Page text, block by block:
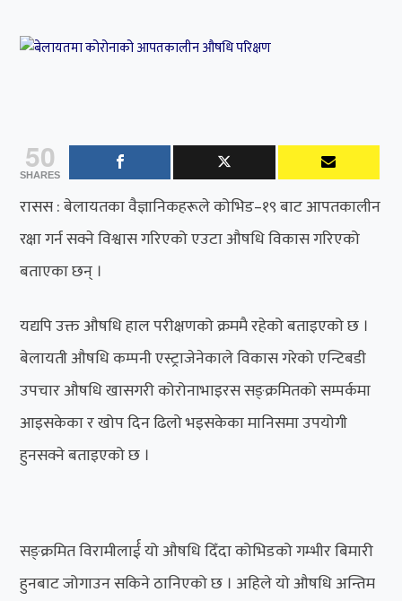
50
SHARES
रासस : बेलायतका वैज्ञानिकहरूले कोभिड–१९ बाट आपतकालीन
रक्षा गर्न सक्ने विश्वास गरिएको एउटा औषधि विकास गरिएको
बताएका छन् ।
यद्यपि उक्त औषधि हाल परीक्षणको क्रममै रहेको बताइएको छ ।
बेलायती औषधि कम्पनी एस्ट्राजेनेकाले विकास गरेको एन्टिबडी
उपचार औषधि खासगरी कोरोनाभाइरस सङ्क्रमितको सम्पर्कमा
आइसकेका र खोप दिन ढिलो भइसकेका मानिसमा उपयोगी
हुनसक्ने बताइएको छ ।
सङ्क्रमित विरामीलार्ई यो औषधि दिँदा कोभिडको गम्भीर बिमारी
हुनबाट जोगाउन सकिने ठानिएको छ । अहिले यो औषधि अन्तिम